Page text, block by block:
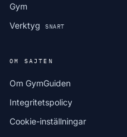
Gym
Verktyg
SNART
OM SAJTEN
Om GymGuiden
Integritetspolicy
Cookie-inställningar